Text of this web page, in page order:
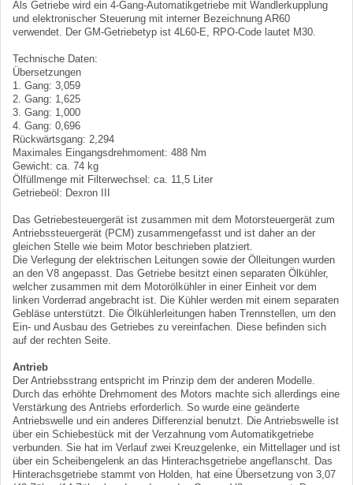
Als Getriebe wird ein 4-Gang-Automatikgetriebe mit Wandlerkupplung
und elektronischer Steuerung mit interner Bezeichnung AR60
verwendet. Der GM-Getriebetyp ist 4L60-E, RPO-Code lautet M30.
Technische Daten:
Übersetzungen
1. Gang: 3,059
2. Gang: 1,625
3. Gang: 1,000
4. Gang: 0,696
Rückwärtsgang: 2,294
Maximales Eingangsdrehmoment: 488 Nm
Gewicht: ca. 74 kg
Ölfüllmenge mit Filterwechsel: ca. 11,5 Liter
Getriebeöl: Dexron III
Das Getriebesteuergerät ist zusammen mit dem Motorsteuergerät zum
Antriebssteuergerät (PCM) zusammengefasst und ist daher an der
gleichen Stelle wie beim Motor beschrieben platziert.
Die Verlegung der elektrischen Leitungen sowie der Ölleitungen wurden
an den V8 angepasst. Das Getriebe besitzt einen separaten Ölkühler,
welcher zusammen mit dem Motorölkühler in einer Einheit vor dem
linken Vorderrad angebracht ist. Die Kühler werden mit einem separaten
Gebläse unterstützt. Die Ölkühlerleitungen haben Trennstellen, um den
Ein- und Ausbau des Getriebes zu vereinfachen. Diese befinden sich
auf der rechten Seite.
Antrieb
Der Antriebsstrang entspricht im Prinzip dem der anderen Modelle.
Durch das erhöhte Drehmoment des Motors machte sich allerdings eine
Verstärkung des Antriebs erforderlich. So wurde eine geänderte
Antriebswelle und ein anderes Differenzial benutzt. Die Antriebswelle ist
über ein Schiebestück mit der Verzahnung vom Automatikgetriebe
verbunden. Sie hat im Verlauf zwei Kreuzgelenke, ein Mittellager und ist
über ein Scheibengelenk an das Hinterachsgetriebe angeflanscht. Das
Hinterachsgetriebe stammt von Holden, hat eine Übersetzung von 3,07